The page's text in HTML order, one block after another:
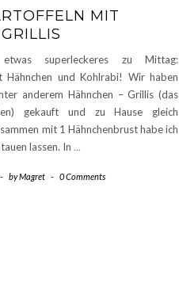
MIT
superleckeres zu Mittag:
Hähnchen und Kohlrabi! Wir haben
anderem Hähnchen – Grillis (das
gekauft und zu Hause gleich
mit 1 Hähnchenbrust habe ich
lassen. In …
- byMagret - 0 Comments